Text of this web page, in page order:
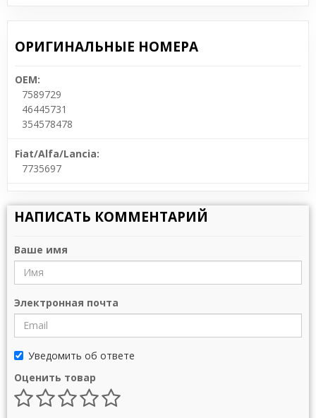
ОРИГИНАЛЬНЫЕ НОМЕРА
OEM:
7589729
46445731
354578478
Fiat/Alfa/Lancia:
7735697
НАПИСАТЬ КОММЕНТАРИЙ
Ваше имя
Электронная почта
Уведомить об ответе
Оценить товар